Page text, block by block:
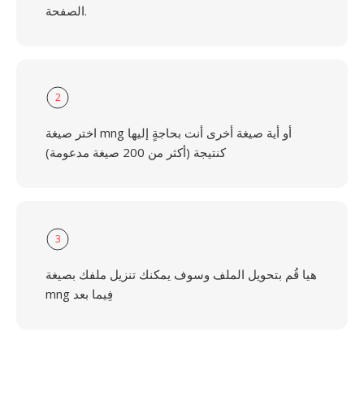
الصفحة.
2
اختر صيغة mng أو أية صيغة أخرى أنت بحاجةٍ إليها
كنتيجة (أكثر من 200 صيغة مدعومة)
3
هيا قُم بتحويل الملف وسوف يمكنك تنزيل ملفك بصيغة
mng فِيما بعد